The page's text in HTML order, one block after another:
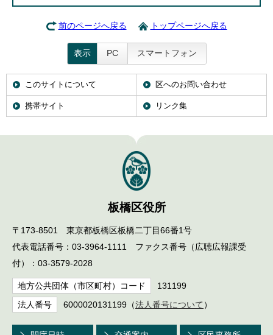
前のページへ戻る トップページへ戻る
表示 PC スマートフォン
このサイトについて 区へのお問い合わせ
携帯サイト リンク集
板橋区役所
〒173-8501 東京都板橋区板橋二丁目66番1号
代表電話番号：03-3964-1111 ファクス番号（広聴広報課受
付）：03-3579-2028
地方公共団体（市区町村）コード 131199
法人番号 6000020131199（法人番号について ）